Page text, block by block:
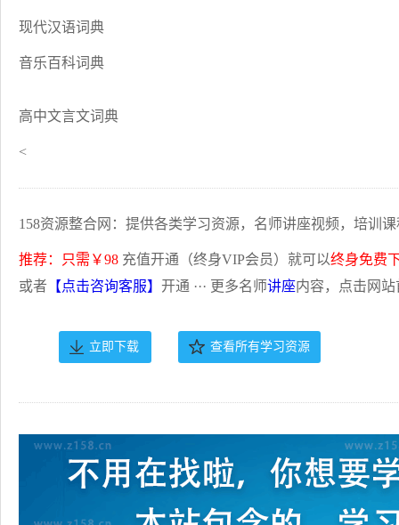
现代汉语词典
音乐百科词典
高中文言文词典
<
158资源整合网：提供各类学习资源，名师讲座视频，培训
推荐：只需￥98 充值开通（终身VIP会员）就可以终身免费
或者 【点击咨询客服】 开通 ··· 更多名师讲座内容，点击网
立即下载 查看所有学习资源